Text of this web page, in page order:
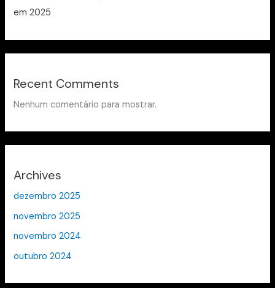
em 2025
Recent Comments
Nenhum comentário para mostrar.
Archives
dezembro 2025
novembro 2025
novembro 2024
outubro 2024